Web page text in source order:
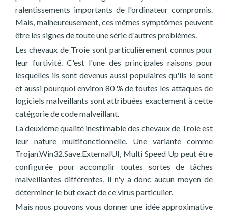
ralentissements importants de l'ordinateur compromis.
Mais, malheureusement, ces mêmes symptômes peuvent
être les signes de toute une série d'autres problèmes.
Les chevaux de Troie sont particulièrement connus pour
leur furtivité. C'est l'une des principales raisons pour
lesquelles ils sont devenus aussi populaires qu'ils le sont
et aussi pourquoi environ 80 % de toutes les attaques de
logiciels malveillants sont attribuées exactement à cette
catégorie de code malveillant.
La deuxième qualité inestimable des chevaux de Troie est
leur nature multifonctionnelle. Une variante comme
Trojan.Win32.Save.ExternalUI, Multi Speed Up peut être
configurée pour accomplir toutes sortes de tâches
malveillantes différentes, il n'y a donc aucun moyen de
déterminer le but exact de ce virus particulier.
Mais nous pouvons vous donner une idée approximative